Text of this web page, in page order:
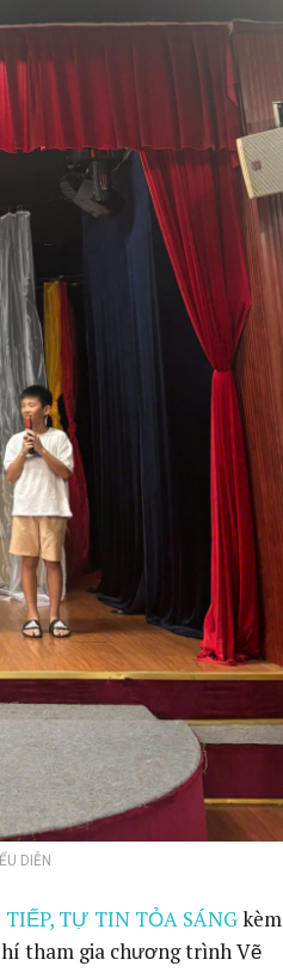
DIỄN
TỰ TIN TỎA SÁNGkèm
tham gia chương trình Vẽ